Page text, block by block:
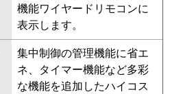
機能ワイヤードリモコンに
表示します。
集中制御の管理機能に省エ
ネ、タイマー機能など多彩
な機能を追加したハイコス